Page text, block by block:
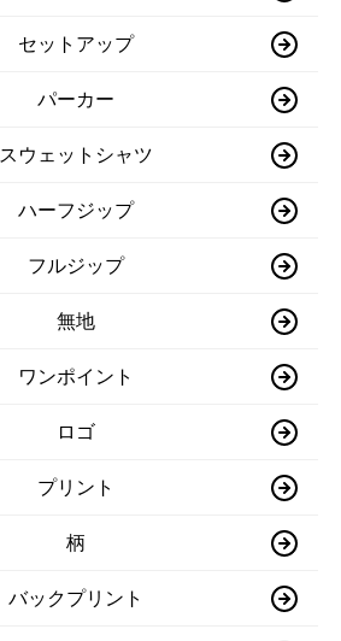
セットアップ
パーカー
スウェットシャツ
ハーフジップ
フルジップ
無地
ワンポイント
ロゴ
プリント
柄
バックプリント